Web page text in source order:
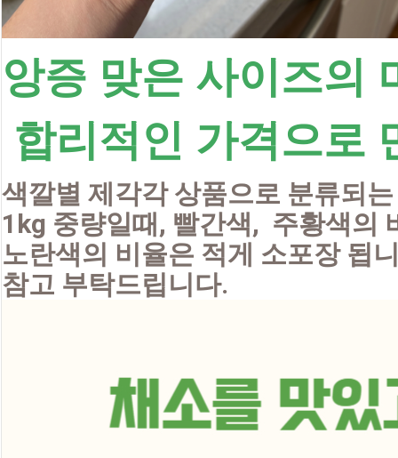
앙증 맞은 사이즈의
합리적인 가격으로
색깔별 제각각 상품으로 분류되
1kg 중량일때, 빨간색,  주황색의
노란색의 비율은 적게 소포장 됩
참고 부탁드립니다.